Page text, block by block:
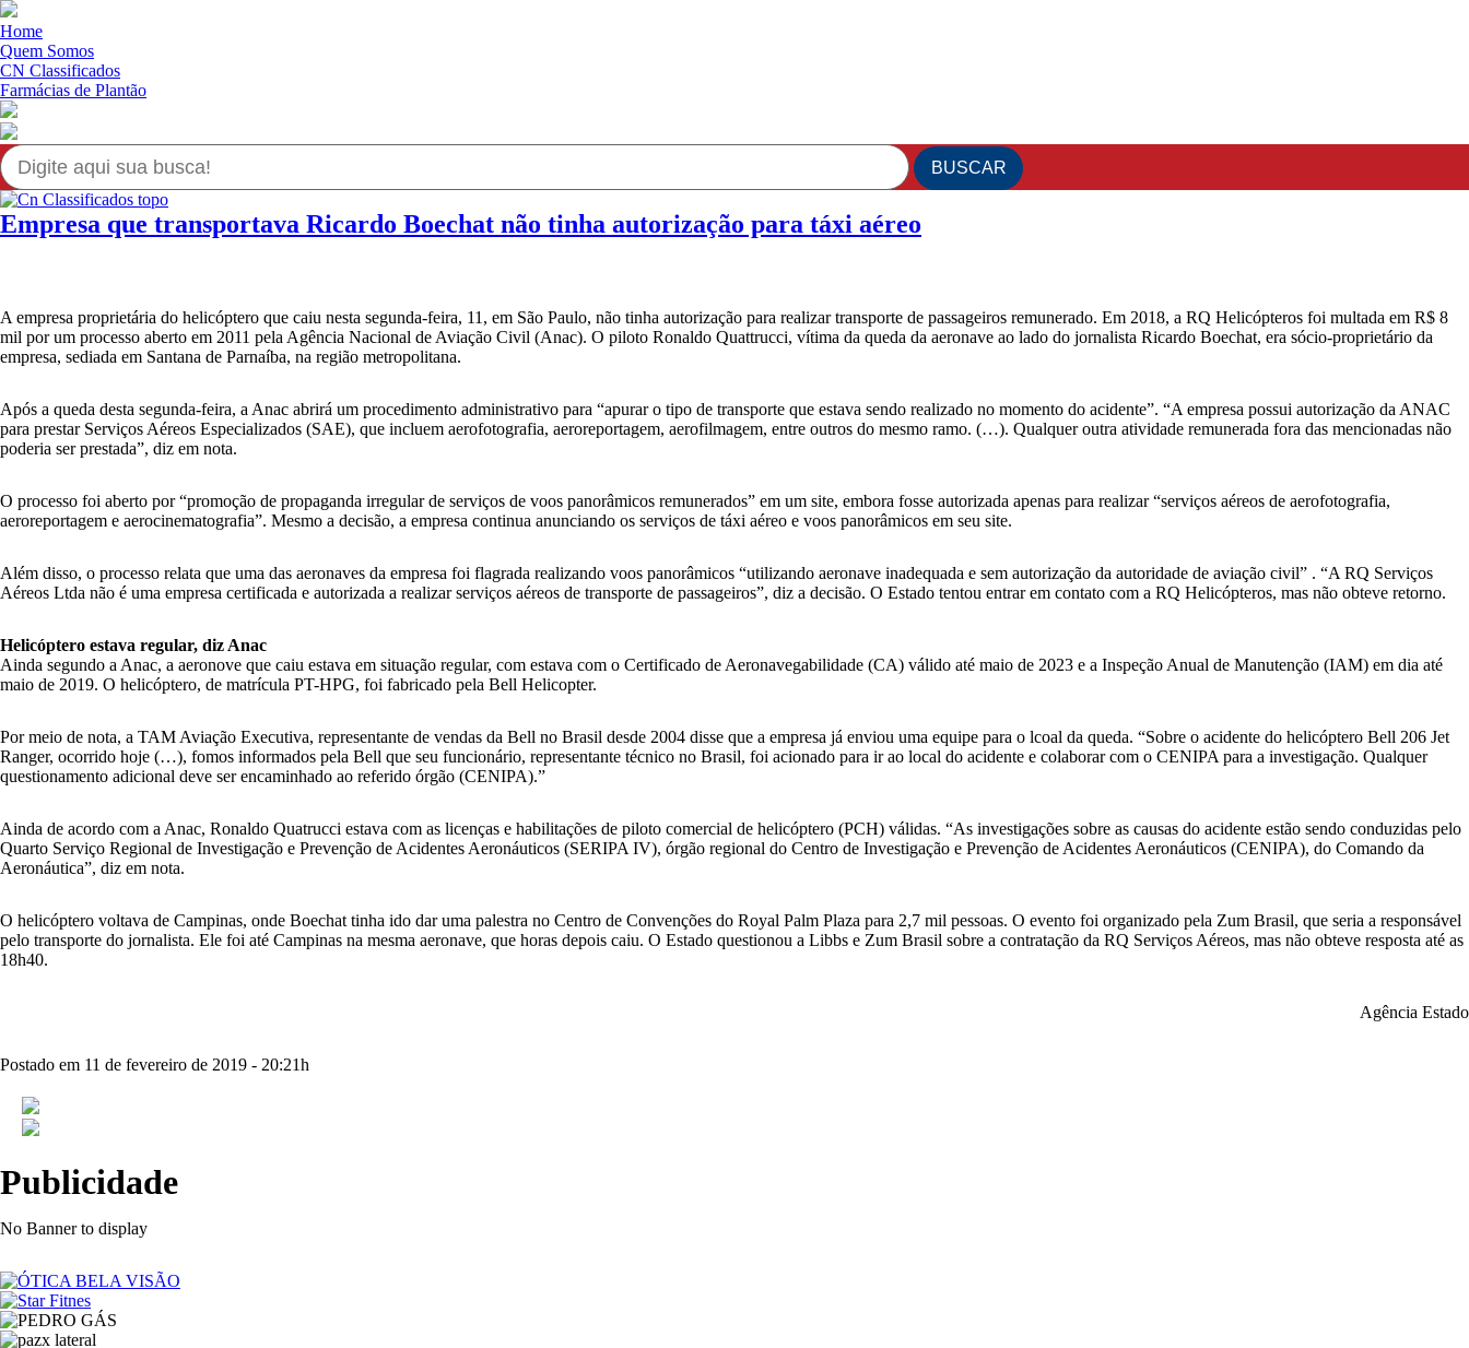
Home
Quem Somos
CN Classificados
Farmácias de Plantão
Empresa que transportava Ricardo Boechat não tinha autorização para táxi aéreo
A empresa proprietária do helicóptero que caiu nesta segunda-feira, 11, em São Paulo, não tinha autorização para realizar transporte de passageiros remunerado. Em 2018, a RQ Helicópteros foi multada em R$ 8
mil por um processo aberto em 2011 pela Agência Nacional de Aviação Civil (Anac). O piloto Ronaldo Quattrucci, vítima da queda da aeronave ao lado do jornalista Ricardo Boechat, era sócio-proprietário da
empresa, sediada em Santana de Parnaíba, na região metropolitana.
Após a queda desta segunda-feira, a Anac abrirá um procedimento administrativo para “apurar o tipo de transporte que estava sendo realizado no momento do acidente”. “A empresa possui autorização da ANAC
para prestar Serviços Aéreos Especializados (SAE), que incluem aerofotografia, aeroreportagem, aerofilmagem, entre outros do mesmo ramo. (…). Qualquer outra atividade remunerada fora das mencionadas não
poderia ser prestada”, diz em nota.
O processo foi aberto por “promoção de propaganda irregular de serviços de voos panorâmicos remunerados” em um site, embora fosse autorizada apenas para realizar “serviços aéreos de aerofotografia,
aeroreportagem e aerocinematografia”. Mesmo a decisão, a empresa continua anunciando os serviços de táxi aéreo e voos panorâmicos em seu site.
Além disso, o processo relata que uma das aeronaves da empresa foi flagrada realizando voos panorâmicos “utilizando aeronave inadequada e sem autorização da autoridade de aviação civil” . “A RQ Serviços
Aéreos Ltda não é uma empresa certificada e autorizada a realizar serviços aéreos de transporte de passageiros”, diz a decisão. O Estado tentou entrar em contato com a RQ Helicópteros, mas não obteve retorno.
Helicóptero estava regular, diz Anac
Ainda segundo a Anac, a aeronove que caiu estava em situação regular, com estava com o Certificado de Aeronavegabilidade (CA) válido até maio de 2023 e a Inspeção Anual de Manutenção (IAM) em dia até
maio de 2019. O helicóptero, de matrícula PT-HPG, foi fabricado pela Bell Helicopter.
Por meio de nota, a TAM Aviação Executiva, representante de vendas da Bell no Brasil desde 2004 disse que a empresa já enviou uma equipe para o lcoal da queda. “Sobre o acidente do helicóptero Bell 206 Jet
Ranger, ocorrido hoje (…), fomos informados pela Bell que seu funcionário, representante técnico no Brasil, foi acionado para ir ao local do acidente e colaborar com o CENIPA para a investigação. Qualquer
questionamento adicional deve ser encaminhado ao referido órgão (CENIPA).”
Ainda de acordo com a Anac, Ronaldo Quatrucci estava com as licenças e habilitações de piloto comercial de helicóptero (PCH) válidas. “As investigações sobre as causas do acidente estão sendo conduzidas pelo
Quarto Serviço Regional de Investigação e Prevenção de Acidentes Aeronáuticos (SERIPA IV), órgão regional do Centro de Investigação e Prevenção de Acidentes Aeronáuticos (CENIPA), do Comando da
Aeronáutica”, diz em nota.
O helicóptero voltava de Campinas, onde Boechat tinha ido dar uma palestra no Centro de Convenções do Royal Palm Plaza para 2,7 mil pessoas. O evento foi organizado pela Zum Brasil, que seria a responsável
pelo transporte do jornalista. Ele foi até Campinas na mesma aeronave, que horas depois caiu. O Estado questionou a Libbs e Zum Brasil sobre a contratação da RQ Serviços Aéreos, mas não obteve resposta até as
18h40.
Agência Estado
Postado em 11 de fevereiro de 2019 - 20:21h
Publicidade
No Banner to display